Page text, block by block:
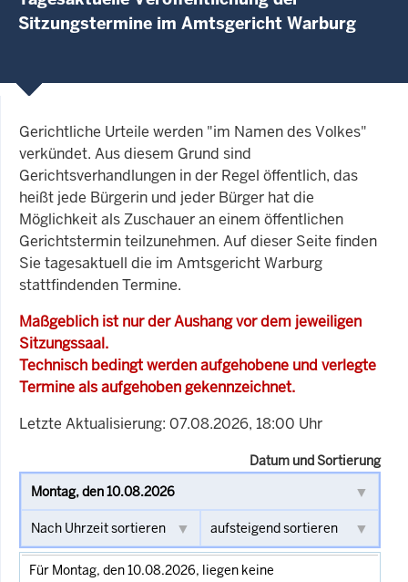
Sitzungstermine im Amtsgericht Warburg
Gerichtliche Urteile werden "im Namen des Volkes"
verkündet. Aus diesem Grund sind
Gerichtsverhandlungen in der Regel öffentlich, das
heißt jede Bürgerin und jeder Bürger hat die
Möglichkeit als Zuschauer an einem öffentlichen
Gerichtstermin teilzunehmen. Auf dieser Seite finden
Sie tagesaktuell die im Amtsgericht Warburg
stattfindenden Termine.
Maßgeblich ist nur der Aushang vor dem jeweiligen
Sitzungssaal.
Technisch bedingt werden aufgehobene und verlegte
Termine als aufgehoben gekennzeichnet.
Letzte Aktualisierung: 07.08.2026, 18:00 Uhr
Datum und Sortierung
Für Montag, den 10.08.2026, liegen keine